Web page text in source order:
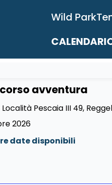
Wild Park
avventura
Pescaia III 49,
2026
date disponibili